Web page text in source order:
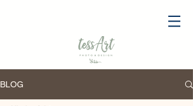
BLOG